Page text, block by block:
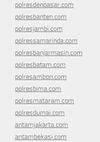
polresdenpasar.com
polresbanten.com
polresjambi.com
polressamarinda.com
polresbanjarmasin.com
polresbatam.com
polresambon.com
polresbima.com
polresmataram.com
polresdumai.com
antamjakarta.com
antambekasi.com